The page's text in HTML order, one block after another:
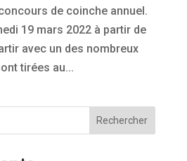
de coinche annuel.
19 mars 2022 à partir de
avec un des nombreux
tirées au...
Rechercher